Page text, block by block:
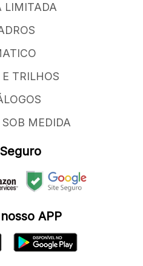
LIMITADA
TRILHOS
MEDIDA
APP